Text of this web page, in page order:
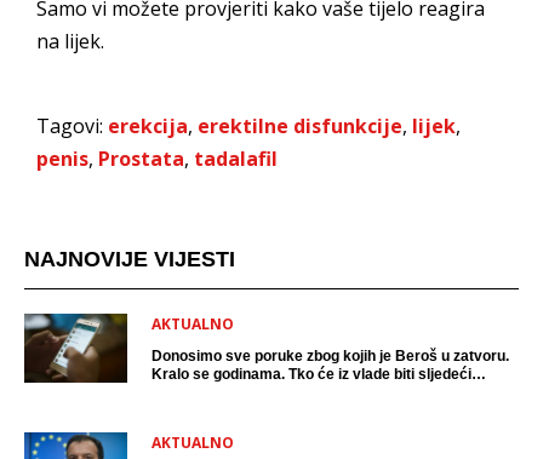
Samo vi možete provjeriti kako vaše tijelo reagira
na lijek.
Tagovi: erekcija, erektilne disfunkcije, lijek,
penis, Prostata, tadalafil
NAJNOVIJE VIJESTI
AKTUALNO
Donosimo sve poruke zbog kojih je Beroš u zatvoru.
Kralo se godinama. Tko će iz vlade biti sljedeći
AKTUALNO